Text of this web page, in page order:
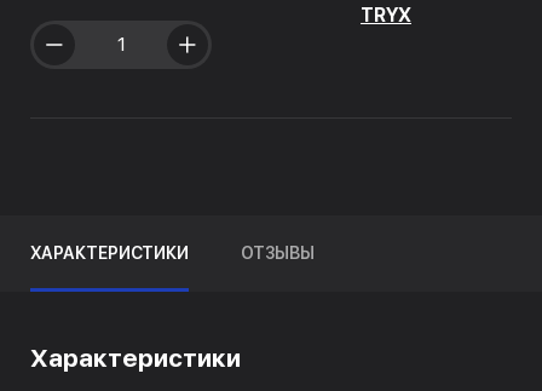
TRYX
ХАРАКТЕРИСТИКИ ОТЗЫВЫ
Характеристики